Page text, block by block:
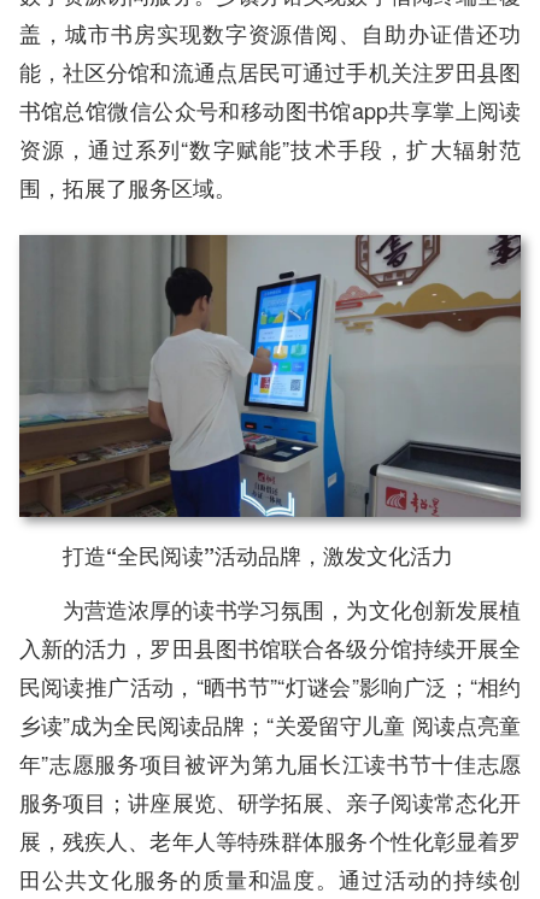
盖，城市书房实现数字资源借阅、自助办证借还功
能，社区分馆和流通点居民可通过手机关注罗田县图
书馆总馆微信公众号和移动图书馆app共享掌上阅读
资源，通过系列“数字赋能”技术手段，扩大辐射范
围，拓展了服务区域。
打造“全民阅读”活动品牌，激发文化活力
为营造浓厚的读书学习氛围，为文化创新发展植
入新的活力，罗田县图书馆联合各级分馆持续开展全
民阅读推广活动，“晒书节”“灯谜会”影响广泛；“相约
乡读”成为全民阅读品牌；“关爱留守儿童 阅读点亮童
年”志愿服务项目被评为第九届长江读书节十佳志愿
服务项目；讲座展览、研学拓展、亲子阅读常态化开
展，残疾人、老年人等特殊群体服务个性化彰显着罗
田公共文化服务的质量和温度。通过活动的持续创